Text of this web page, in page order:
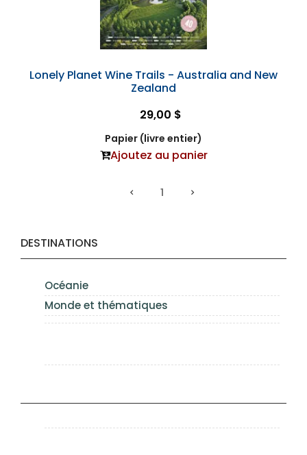
DESTINATIONS
Océanie
Monde et thématiques
Lonely Planet Wine Trails - Australia and New
Zealand
29,00 $
Papier (livre entier)
Ajoutez au panier
1